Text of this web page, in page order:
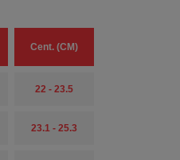
Cent. (CM)
22 - 23.5
23.1 - 25.3